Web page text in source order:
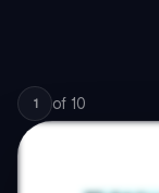
1 of 10